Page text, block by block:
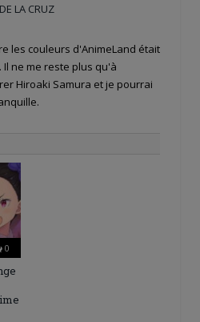
LA CRUZ
les couleurs d'AnimeLand était
Il ne me reste plus qu'à
Hiroaki Samura et je pourrai
0